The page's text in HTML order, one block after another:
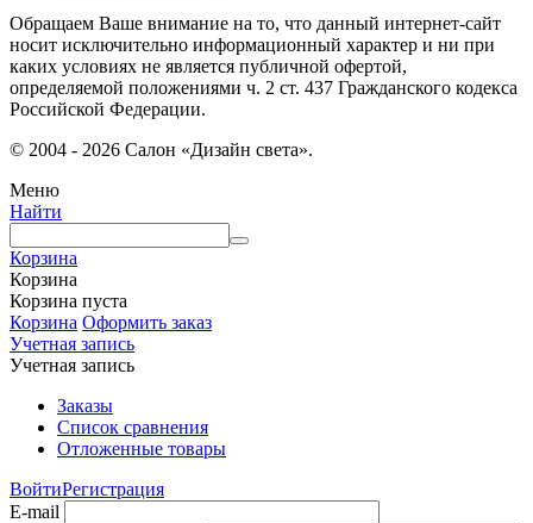
Обращаем Ваше внимание на то, что данный интернет-сайт
носит исключительно информационный характер и ни при
каких условиях не является публичной офертой,
определяемой положениями ч. 2 ст. 437 Гражданского кодекса
Российской Федерации.
© 2004 - 2026 Салон «Дизайн света».
Меню
Найти
Корзина
Корзина
Корзина пуста
Корзина Оформить заказ
Учетная запись
Учетная запись
Заказы
Список сравнения
Отложенные товары
ВойтиРегистрация
E-mail